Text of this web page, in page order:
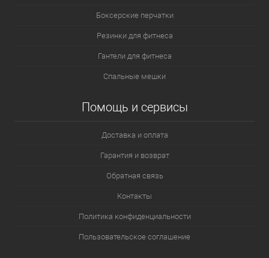
Боксерские перчатки
Резинки для фитнеса
Гантели для фитнеса
Спальные мешки
Помощь и сервисы
Доставка и оплата
Гарантия и возврат
Обратная связь
Контакты
Политика конфиденциальности
Пользовательское соглашение